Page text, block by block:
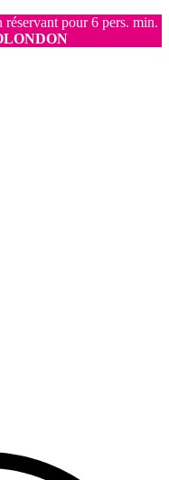
réservant pour 6 pers. min.